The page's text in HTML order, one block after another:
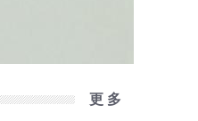
更 多